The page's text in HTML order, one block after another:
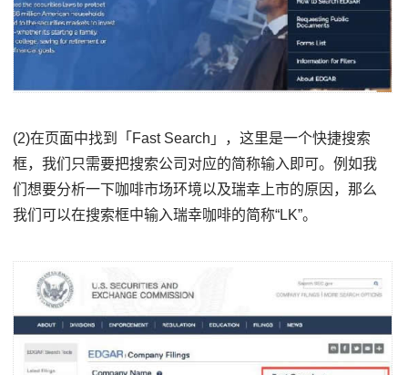
(2)在页面中找到「Fast Search」，这里是一个快捷搜索
框，我们只需要把搜索公司对应的简称输入即可。例如我
们想要分析一下咖啡市场环境以及瑞幸上市的原因，那么
我们可以在搜索框中输入瑞幸咖啡的简称“LK”。